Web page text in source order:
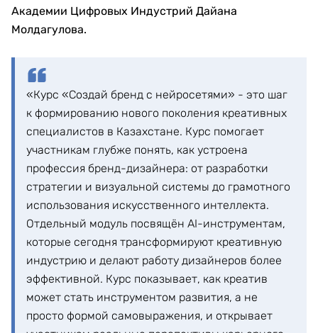
Академии Цифровых Индустрий Дайана
Молдагулова.
«Курс «Создай бренд с нейросетями» - это шаг
к формированию нового поколения креативных
специалистов в Казахстане. Курс помогает
участникам глубже понять, как устроена
профессия бренд-дизайнера: от разработки
стратегии и визуальной системы до грамотного
использования искусственного интеллекта.
Отдельный модуль посвящён AI-инструментам,
которые сегодня трансформируют креативную
индустрию и делают работу дизайнеров более
эффективной. Курс показывает, как креатив
может стать инструментом развития, а не
просто формой самовыражения, и открывает